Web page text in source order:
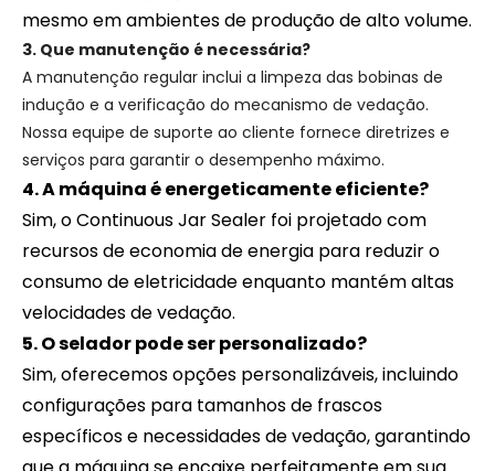
mesmo em ambientes de produção de alto volume.
3. Que manutenção é necessária?
A manutenção regular inclui a limpeza das bobinas de
indução e a verificação do mecanismo de vedação.
Nossa equipe de suporte ao cliente fornece diretrizes e
serviços para garantir o desempenho máximo.
4. A máquina é energeticamente eficiente?
Sim, o Continuous Jar Sealer foi projetado com
recursos de economia de energia para reduzir o
consumo de eletricidade enquanto mantém altas
velocidades de vedação.
5. O selador pode ser personalizado?
Sim, oferecemos opções personalizáveis, incluindo
configurações para tamanhos de frascos
específicos e necessidades de vedação, garantindo